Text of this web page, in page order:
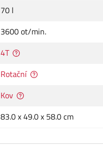
70 l
3600 ot/min.
4T
Rotační
Kov
83.0 x 49.0 x 58.0 cm